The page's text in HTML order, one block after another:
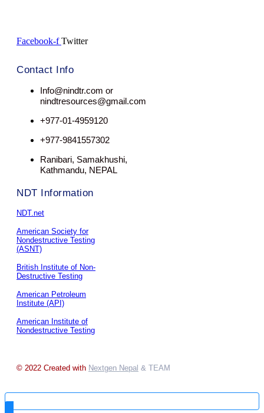
Facebook-f Twitter
Contact Info
Info@nindtr.com or
nindtresources@gmail.com
+977-01-4959120
+977-9841557302
Ranibari, Samakhushi,
Kathmandu, NEPAL
NDT Information
NDT.net
American Society for
Nondestructive Testing
(ASNT)
British Institute of Non-
Destructive Testing
American Petroleum
Institute (API)
American Institute of
Nondestructive Testing
© 2022 Created with Nextgen Nepal & TEAM